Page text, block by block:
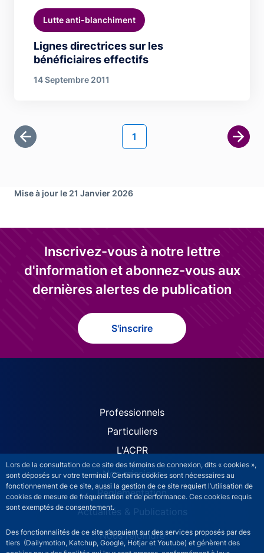
Lors de la consultation de ce site des témoins de connexion, dits « cookies »,
sont déposés sur votre terminal. Certains cookies sont nécessaires au
fonctionnement de ce site, aussi la gestion de ce site requiert l’utilisation de
cookies de mesure de fréquentation et de performance. Ces cookies requis
sont exemptés de consentement.
Des fonctionnalités de ce site s’appuient sur des services proposés par des
tiers (Dailymotion, Katchup, Google, Hotjar et Youtube) et génèrent des
Lignes directrices sur les
bénéficiaires effectifs
Lutte anti-blanchiment
14 Septembre 2011
Première page
Page courante
1
Page
Mise à jour le 21 Janvier 2026
Inscrivez-vous à notre lettre
d'information et abonnez-vous aux
dernières alertes de publication
S'inscrire
ACPR site navigation
Professionnels
Particuliers
L'ACPR
Nos missions
Réglementation
Actualités & Publications
Nous rejoindre